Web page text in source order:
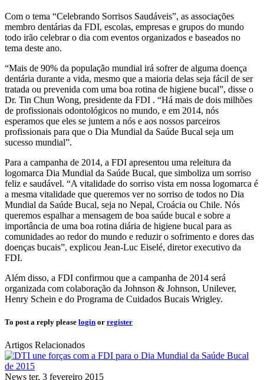
Com o tema “Celebrando Sorrisos Saudáveis”, as associações
membro dentárias da FDI, escolas, empresas e grupos do mundo
todo irão celebrar o dia com eventos organizados e baseados no
tema deste ano.
“Mais de 90% da população mundial irá sofrer de alguma doença
dentária durante a vida, mesmo que a maioria delas seja fácil de ser
tratada ou prevenida com uma boa rotina de higiene bucal”, disse o
Dr. Tin Chun Wong, presidente da FDI . “Há mais de dois milhões
de profissionais odontológicos no mundo, e em 2014, nós
esperamos que eles se juntem a nós e aos nossos parceiros
profissionais para que o Dia Mundial da Saúde Bucal seja um
sucesso mundial”.
Para a campanha de 2014, a FDI apresentou uma releitura da
logomarca Dia Mundial da Saúde Bucal, que simboliza um sorriso
feliz e saudável. “A vitalidade do sorriso vista em nossa logomarca é
a mesma vitalidade que queremos ver no sorriso de todos no Dia
Mundial da Saúde Bucal, seja no Nepal, Croácia ou Chile. Nós
queremos espalhar a mensagem de boa saúde bucal e sobre a
importância de uma boa rotina diária de higiene bucal para as
comunidades ao redor do mundo e reduzir o sofrimento e dores das
doenças bucais”, explicou Jean-Luc Eiselé, diretor executivo da
FDI.
Além disso, a FDI confirmou que a campanha de 2014 será
organizada com colaboração da Johnson & Johnson, Unilever,
Henry Schein e do Programa de Cuidados Bucais Wrigley.
To post a reply please login or register
Artigos Relacionados
News ter. 3 fevereiro 2015